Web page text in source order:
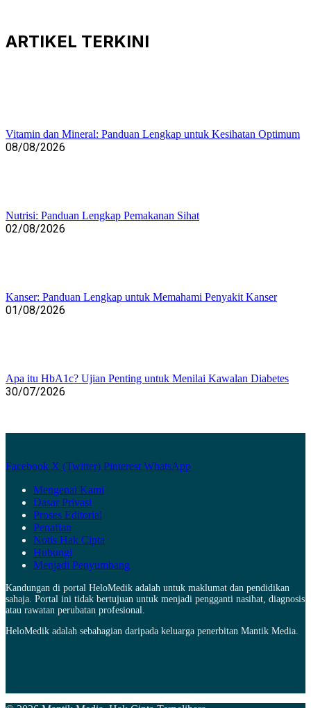
ARTIKEL TERKINI
Vitamin dan Mineral: Panduan Lengkap untuk Kesihatan Optimum
08/08/2026
Nutrisi: Panduan Lengkap Pemakanan Sihat
02/08/2026
Kanser: Panduan Lengkap untuk Memahami Penyakit Kanser
01/08/2026
Apa itu HbA1c? Ujian Penting untuk Menilai Kawalan Diabetes
30/07/2026
Facebook X (Twitter) Pinterest WhatsApp
Mengenai Kami
Dasar Privasi
Proses Editorial
Penafian
Notis Hak Cipta
Hubungi
Menjadi Penyumbang
Kandungan di portal HeloMedik adalah untuk maklumat dan pendidikan
sahaja. Portal ini tidak bertujuan untuk menjadi pengganti nasihat, diagnosis
atau rawatan perubatan profesional.
HeloMedik adalah sebahagian daripada keluarga penerbitan Mantik Media.